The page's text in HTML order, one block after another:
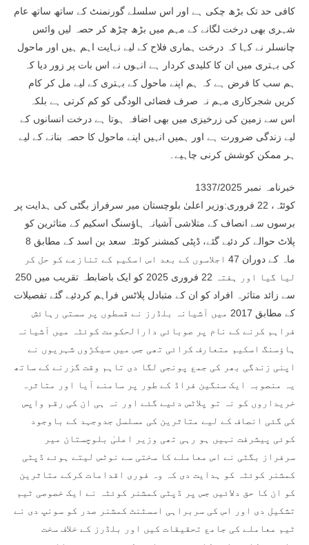
کافی حد تک بڑھ چکی ہے اور اس سلسلے گورنمنٹ کے ساتھ ساتھ عام
شہری بھی درخت لگانے کے مہم میں بڑھ چڑھ کر حصہ لیں وائس
چانسلر نے کہا کہ درخت ہماری فلاح کے لیے نہایت اہم ہیں اور ماحول
کی بہتری میں ان کا کلیدی کردار ہے انہوں نے اس بات پر زور دیا کہ
ہم سب کا فرض ہے کہ ہم اپنے ماحول کے بہتری کے لیے مل کر کام
کریں شجرکاری مہم نہ صرف فضائی الودگی کو کم کرتی ہے بلکہ
اس سے زمین کی زرخیزی میں بھی اضافہ ہوتا ہے درخت انسانوں کے
لیے زندگی ضرورت ہے اور ہمیں انہیں اپنے ماحول کا حصہ بنانے کے لیے
ہر ممکن کوشش کرنی چاہیے۔
خبرنامہ نمبر 1337/2025
کوئٹہ، 22 فروری:وزیر اعلیٰ بلوچستان میر سرفراز بگٹی کی ہدایت پر
برسوں سے انصاف کے متلاشی آشیانہ ہاؤسنگ اسکیم کے متاثرین کو
پلاٹ حوالے کر دئیے گئے، ڈپٹی کمشنر کوئٹہ سعد بن اسد کے مطابق 8
ماہ کے دوران 47 اجلاسوں کے بعد اس اسکیم کے تنازعے کو حل کر
لیا گیا اور ہفتہ 22 فروری 2025 کو ایک باضابطہ تقریب میں 250
سے زائد متاثرہ افراد کو ان کے متبادل پلاٹس فراہم کردئیے گئے تفصیلات
کے مطابق 2017 میں آشیانہ بلڈرز نے قسطوں پر سستی رہائش
فراہم کرنے کے نام پر صوبائی دارالحکومت کوئٹہ میں آشیانہ
ہاؤسنگ اسکیم متعارف کرائی تھی جس میں سیکڑوں شہریوں نے
اپنی زندگی بھر کی جمع پونجی لگا دی تاہم وقت گزرنے کے ساتھ
یہ منصوبہ ایک سنگین فراڈ کے طور پر سامنے آیا اور متاثرہ
خریداروں کو نہ تو پلاٹس دئیے گئے اور نہ ہی ان کی رقم واپس
کی گئی انصاف کے لیے متاثرین کی مسلسل جدوجہد کے باوجود
کوئی پیشرفت نہیں ہو رہی تھی وزیر اعلیٰ بلوچستان میر
سرفراز بگٹی نے اس معاملے کا سختی سے نوٹس لیتے ہوئے ڈپٹی
کمشنر کوئٹہ کو ہدایت دی کہ وہ فوری اقدامات کرکے متاثرین
کو ان کا حق دلائیں جس پر ڈپٹی کمشنر کوئٹہ نے ایک خصوصی ٹیم
تشکیل دی اور اس کی سربراہی اسسٹنٹ کمشنر صدر کو سونپ دی نے
ٹیم معاملے کی جامع تحقیقات کیں اور بلڈرز کے خلاف سخت